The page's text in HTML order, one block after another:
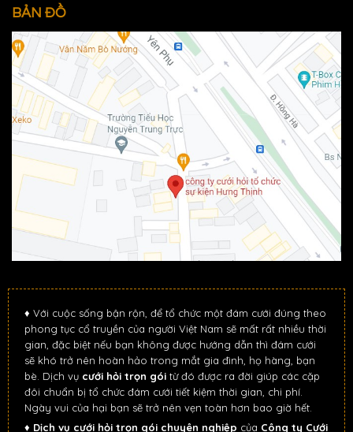
BẢN ĐỒ
♦ Với cuộc sống bận rộn, để tổ chức một đám cưới đúng theo
phong tục cổ truyền của người Việt Nam sẽ mất rất nhiều thời
gian, đặc biệt nếu bạn không được hướng dẫn thì đám cưới
sẽ khó trở nên hoàn hảo trong mắt gia đình, họ hàng, bạn
bè. Dịch vụ cưới hỏi trọn gói từ đó được ra đời giúp các cặp
đôi chuẩn bị tổ chức đám cưới tiết kiệm thời gian, chi phí.
Ngày vui của hại bạn sẽ trở nên vẹn toàn hơn bao giờ hết.
♦ Dịch vụ cưới hỏi trọn gói chuyên nghiệp của Công ty Cưới